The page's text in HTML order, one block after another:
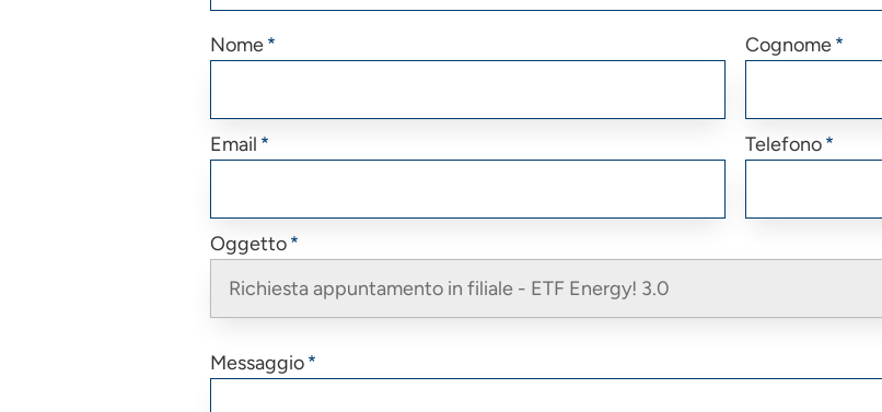
Nome Cognome
Email Telefono
Oggetto
Messaggio